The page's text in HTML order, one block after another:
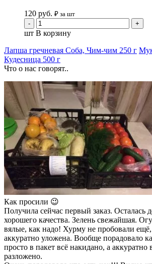
120 руб. ₽ за шт
шт В корзину
Лапша гречневая Соба, Чим-чим 250 г
Кудесница 500 г
Что о нас говорят..
Как просили 😉
Получила сейчас первый заказ. Осталась
хорошего качества. Зелень свежайшая.
вялые, как надо! Хурму не пробовали ещё,
аккуратно уложена. Вообще порадовало
просто в пакет всё накидано, а аккуратно
разложено.